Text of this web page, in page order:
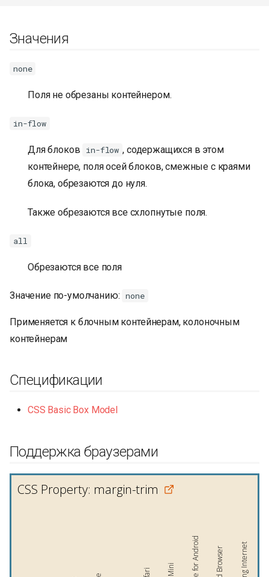
Значения
none
Поля не обрезаны контейнером.
in-flow
Для блоков in-flow , содержащихся в этом
контейнере, поля осей блоков, смежные с краями
блока, обрезаются до нуля.
Также обрезаются все схлопнутые поля.
all
Обрезаются все поля
Значение по-умолчанию: none
Применяется к блочным контейнерам, колоночным
контейнерам
Спецификации
CSS Basic Box Model
Поддержка браузерами